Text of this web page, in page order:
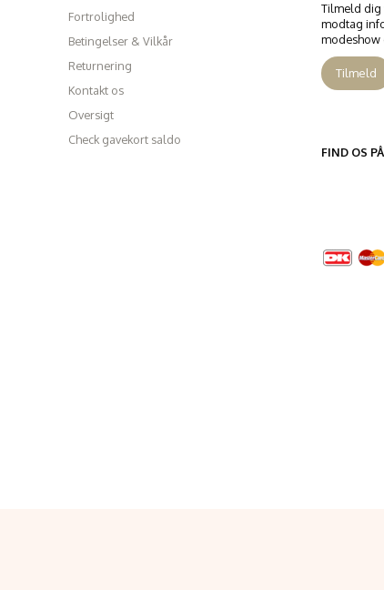
Fortrolighed
Betingelser & Vilkår
Returnering
Kontakt os
Oversigt
Check gavekort saldo
Tilmeld dig
modtag
modeshow
Tilmeld
FIND OS PÅ